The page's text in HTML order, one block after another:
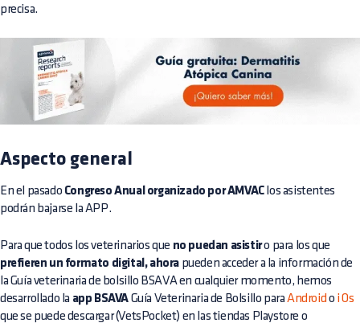
precisa.
Aspecto general
En el pasado Congreso Anual organizado por AMVAClos asistentes
podrán bajarse la APP.
Para que todos los veterinarios que no puedan asistiro para los que
prefieren un formato digital, ahora pueden acceder a la información de
la Guía veterinaria de bolsillo BSAVA en cualquier momento, hemos
desarrollado la app BSAVA Guía Veterinaria de Bolsillo para Android o i Os
que se puede descargar (VetsPocket) en las tiendas Playstore o